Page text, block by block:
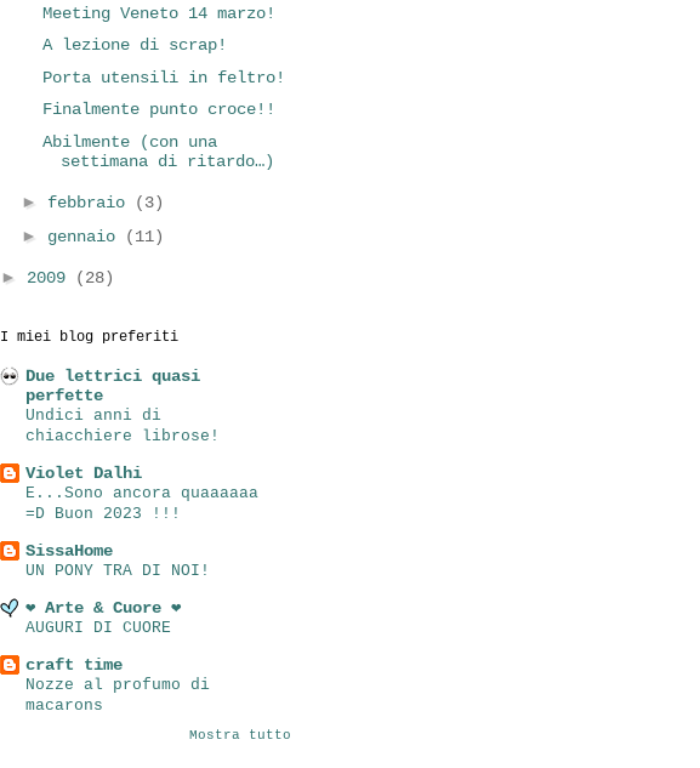
Meeting Veneto 14 marzo!
A lezione di scrap!
Porta utensili in feltro!
Finalmente punto croce!!
Abilmente (con una
settimana di ritardo…)
► febbraio
(3)
► gennaio (11)
► 2009 (28)
I miei blog preferiti
Due lettrici quasi
perfette
Undici anni di
chiacchiere librose!
Violet Dalhi
E...Sono ancora quaaaaaa
=D Buon 2023 !!!
SissaHome
UN PONY TRA DI NOI!
❤ Arte & Cuore ❤
AUGURI DI CUORE
craft time
Nozze al profumo di
macarons
Mostra tutto